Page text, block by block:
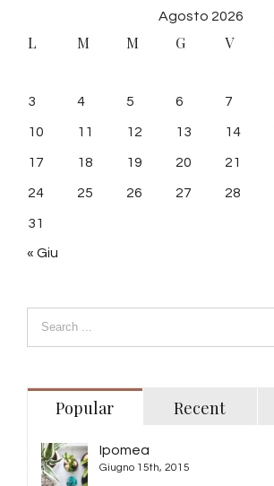
Agosto 2026
L M M G V
3 4 5 6 7
10 11 12 13 14
17 18 19 20 21
24 25 26 27 28
31
« Giu
Popular
Recent
Ipomea
Giugno 15th, 2015